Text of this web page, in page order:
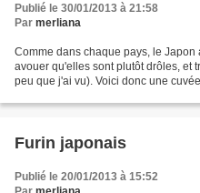
Publié le 30/01/2013 à 21:58
Par merliana
Comme dans chaque pays, le
avouer qu'elles sont plutôt drôles, et
peu que j'ai vu). Voici donc une
Furin japonais
Publié le 20/01/2013 à 15:52